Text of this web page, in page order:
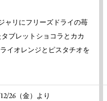
ャリにフリーズドライの苺
ブレットショコラとカカ
イオレンジとピスタチオを
26（金）より